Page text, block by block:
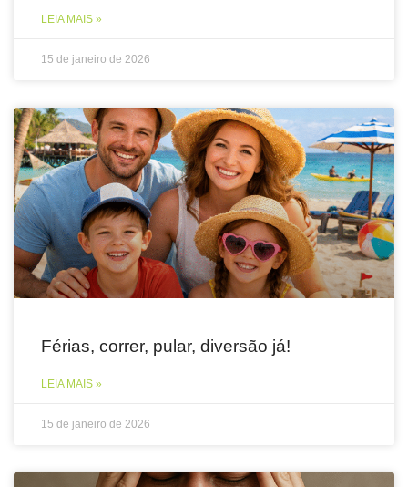
LEIA MAIS »
15 de janeiro de 2026
Férias, correr, pular, diversão já!
LEIA MAIS »
15 de janeiro de 2026